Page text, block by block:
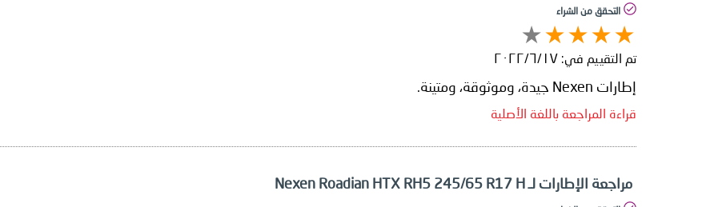
التحقق من الشراء
تم التقييم في: ١٧‏/٦‏/٢٠٢٢
إطارات Nexen جيدة، وموثوقة، ومتينة.
قراءة المراجعة باللغة الأصلية
مراجعة الإطارات لـ Nexen Roadian HTX RH5 245/65 R17 H